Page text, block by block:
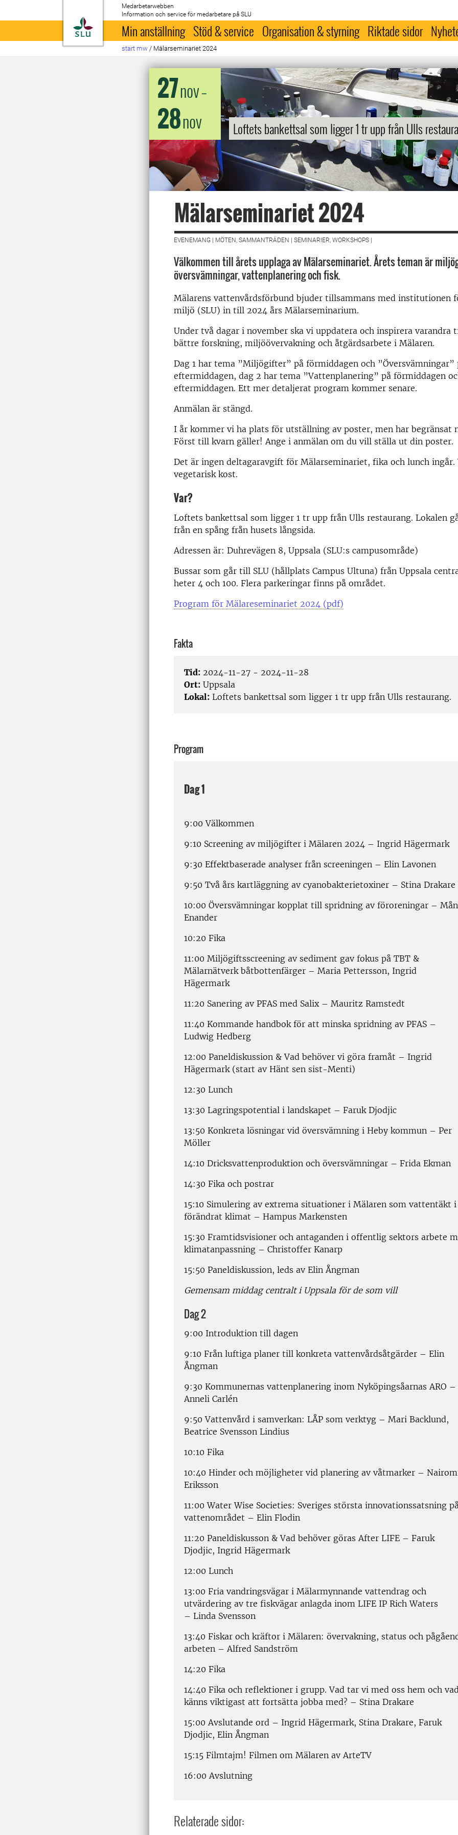
Till startsida
Medarbetarwebben
Information och service för medarbetare på SLU
Min anställning Stöd & service Organisation & styrning Riktade sidor
start mw / Mälarseminariet 2024
27nov–
28nov Loftets bankettsal som ligger 1 tr upp från Ulls
Mälarseminariet 2024
EVENEMANG | MÖTEN, SAMMANTRÄDEN | SEMINARIER, WORKSHOPS |
Välkommen till årets upplaga av Mälarseminariet. Årets teman är
översvämningar, vattenplanering och fisk.
Mälarens vattenvårdsförbund bjuder tillsammans med institutionen
miljö (SLU) in till 2024 års Mälarseminarium.
Under två dagar i november ska vi uppdatera och inspirera varandra
bättre forskning, miljöövervakning och åtgärdsarbete i Mälaren.
Dag 1 har tema ”Miljögifter” på förmiddagen och ”Översvämningar”
eftermiddagen, dag 2 har tema ”Vattenplanering” på förmiddagen
eftermiddagen. Ett mer detaljerat program kommer senare.
Anmälan är stängd.
I år kommer vi ha plats för utställning av poster, men har begränsat
Först till kvarn gäller! Ange i anmälan om du vill ställa ut din poster.
Det är ingen deltagaravgift för Mälarseminariet, fika och lunch ingår.
vegetarisk kost.
Var?
Loftets bankettsal som ligger 1 tr upp från Ulls restaurang. Lokalen
från en spång från husets långsida.
Adressen är: Duhrevägen 8, Uppsala (SLU:s campusområde)
Bussar som går till SLU (hållplats Campus Ultuna) från Uppsala
heter 4 och 100. Flera parkeringar finns på området.
Program för Mälareseminariet 2024 (pdf)
Fakta
Tid: 2024-11-27 - 2024-11-28
Ort: Uppsala
Lokal: Loftets bankettsal som ligger 1 tr upp från Ulls restaurang.
Program
Dag 1
9:00 Välkommen
9:10 Screening av miljögifter i Mälaren 2024 – Ingrid Hägermark
9:30 Effektbaserade analyser från screeningen – Elin Lavonen
9:50 Två års kartläggning av cyanobakterietoxiner – Stina Drakare
10:00 Översvämningar kopplat till spridning av föroreningar –
Enander
10:20 Fika
11:00 Miljögiftsscreening av sediment gav fokus på TBT &
Mälarnätverk båtbottenfärger – Maria Pettersson, Ingrid
Hägermark
11:20 Sanering av PFAS med Salix – Mauritz Ramstedt
11:40 Kommande handbok för att minska spridning av PFAS –
Ludwig Hedberg
12:00 Paneldiskussion & Vad behöver vi göra framåt – Ingrid
Hägermark (start av Hänt sen sist-Menti)
12:30 Lunch
13:30 Lagringspotential i landskapet – Faruk Djodjic
13:50 Konkreta lösningar vid översvämning i Heby kommun – Per
Möller
14:10 Dricksvattenproduktion och översvämningar – Frida Ekman
14:30 Fika och postrar
15:10 Simulering av extrema situationer i Mälaren som vattentäkt
förändrat klimat – Hampus Markensten
15:30 Framtidsvisioner och antaganden i offentlig sektors arbete
klimatanpassning – Christoffer Kanarp
15:50 Paneldiskussion, leds av Elin Ångman
Gemensam middag centralt i Uppsala för de som vill
Dag 2
9:00 Introduktion till dagen
9:10 Från luftiga planer till konkreta vattenvårdsåtgärder – Elin
Ångman
9:30 Kommunernas vattenplanering inom Nyköpingsåarnas ARO –
Anneli Carlén
9:50 Vattenvård i samverkan: LÅP som verktyg – Mari Backlund,
Beatrice Svensson Lindius
10:10 Fika
10:40 Hinder och möjligheter vid planering av våtmarker –
Eriksson
11:00 Water Wise Societies: Sveriges största innovationssatsning
vattenområdet – Elin Flodin
11:20 Paneldiskusson & Vad behöver göras After LIFE – Faruk
Djodjic, Ingrid Hägermark
12:00 Lunch
13:00 Fria vandringsvägar i Mälarmynnande vattendrag och
utvärdering av tre fiskvägar anlagda inom LIFE IP Rich Waters
– Linda Svensson
13:40 Fiskar och kräftor i Mälaren: övervakning, status och
arbeten – Alfred Sandström
14:20 Fika
14:40 Fika och reflektioner i grupp. Vad tar vi med oss hem och
känns viktigast att fortsätta jobba med? – Stina Drakare
15:00 Avslutande ord – Ingrid Hägermark, Stina Drakare, Faruk
Djodjic, Elin Ångman
15:15 Filmtajm! Filmen om Mälaren av ArteTV
16:00 Avslutning
Relaterade sidor: